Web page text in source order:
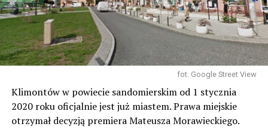
fot. Google Street View
Klimontów w powiecie sandomierskim od 1 stycznia
2020 roku oficjalnie jest już miastem. Prawa miejskie
otrzymał decyzją premiera Mateusza Morawieckiego.